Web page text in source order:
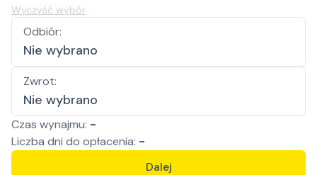
Wyczyść wybór
Odbiór:
Nie wybrano
Zwrot:
Nie wybrano
Czas wynajmu: -
Liczba dni do opłacenia: -
Dalej